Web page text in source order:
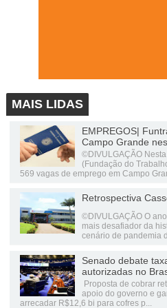
MAIS LIDAS
EMPREGOS|
Campo Grande
©DIVULGAÇÃO
(Fundação do
569 vagas de emprego em Campo
Retrospectiva
©DIVULGAÇÃO O
mais desafiador da
cenário de pandemia
Senado debate
autorizadas no
Proposta de cobrar
apoio do governo e
arrecadar R$12,6 bi para cofres p...